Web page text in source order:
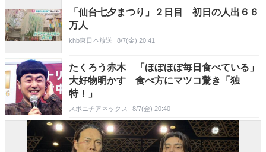
「仙台七夕まつり」２日目 初日の人出６６
万人
khb東日本放送 8/7(金) 20:41
たくろう赤木 「ほぼほぼ毎日食べている」
大好物明かす 食べ方にマツコ驚き「独
特！」
スポニチアネックス 8/7(金) 20:40